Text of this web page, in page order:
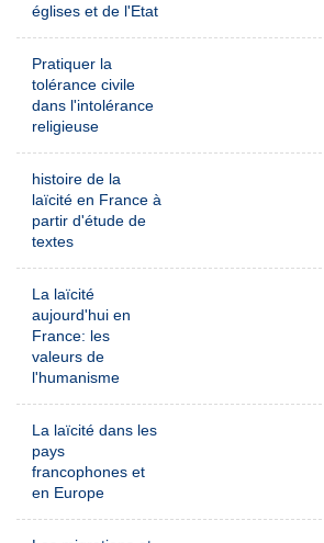
églises et de l'Etat
Pratiquer la
tolérance civile
dans l'intolérance
religieuse
histoire de la
laïcité en France à
partir d'étude de
textes
La laïcité
aujourd'hui en
France: les
valeurs de
l'humanisme
La laïcité dans les
pays
francophones et
en Europe